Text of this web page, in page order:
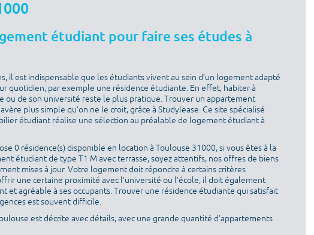
étudiant pour faire ses études à
il est indispensable que les étudiants vivent au sein d’un logement adapté
quotidien, par exemple une résidence étudiante. En effet, habiter à
ou de son université reste le plus pratique. Trouver un appartement
plus simple qu’on ne le croit, grâce à Studylease. Ce site spécialisé
étudiant réalise une sélection au préalable de logement étudiant à
0 résidence(s) disponible en location à Toulouse 31000, si vous êtes à la
étudiant de type T1 M avec terrasse, soyez attentifs, nos offres de biens
mises à jour. Votre logement doit répondre à certains critères
une certaine proximité avec l’université ou l’école, il doit également
et agréable à ses occupants. Trouver une résidence étudiante qui satisfait
est souvent difficile.
est décrite avec détails, avec une grande quantité d’appartements